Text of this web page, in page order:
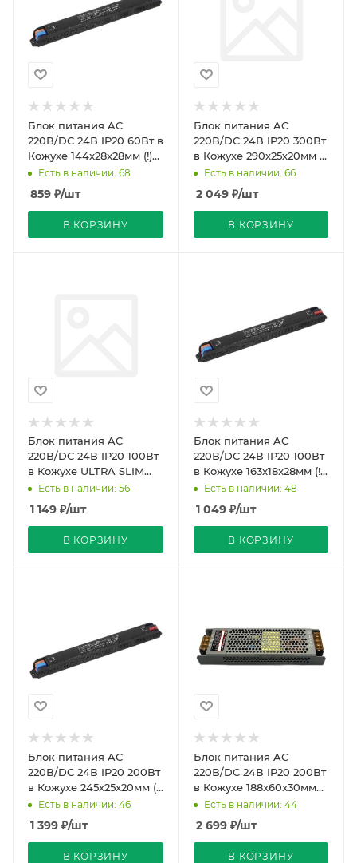
Блок питания AC
220В/DC 24В IP20 60Вт в
Кожухе 144x28x28мм (!)
Compound SLIM
REDIGLE
Есть в наличии: 68
859 ₽/шт
В КОРЗИНУ
Блок питания AC
220В/DC 24В IP20 300Вт
в Кожухе 290х25х20мм (!)
Compound SLIM
REDIGLE
Есть в наличии: 66
2 049₽/шт
В КОРЗИНУ
Блок питания AC
220В/DC 24В IP20 100Вт
в Кожухе ULTRA SLIM
Energy
Есть в наличии: 56
1 149 ₽/шт
В КОРЗИНУ
Блок питания AC
220В/DC 24В IP20 100Вт
в Кожухе 163x18x28мм (!)
Compound SLIM
REDIGLE
Есть в наличии: 48
1 049₽/шт
В КОРЗИНУ
Блок питания AC
220В/DC 24В IP20 200Вт
в Кожухе 245x25x20мм (!)
Compound SLIM
REDIGLE
Есть в наличии: 46
1 399 ₽/шт
В КОРЗИНУ
Блок питания AC
220В/DC 24В IP20 200Вт
в Кожухе 188x60x30мм
Compound Strait PRO
REDIGLE (45)
Есть в наличии: 44
2 699₽/шт
В КОРЗИНУ